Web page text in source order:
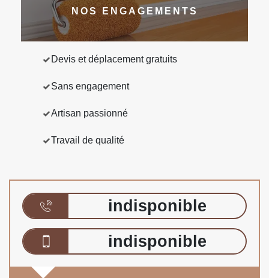
NOS ENGAGEMENTS
Devis et déplacement gratuits
Sans engagement
Artisan passionné
Travail de qualité
indisponible
indisponible